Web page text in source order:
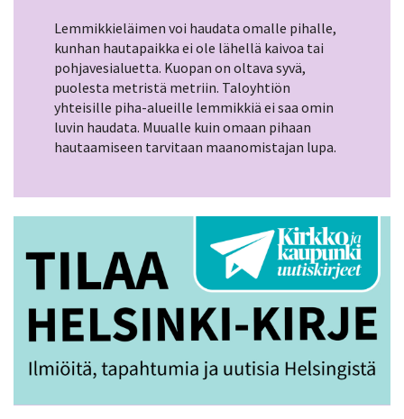
Lemmikkieläimen voi haudata omalle pihalle,
kunhan hautapaikka ei ole lähellä kaivoa tai
pohjavesialuetta. Kuopan on oltava syvä,
puolesta metristä metriin. Taloyhtiön
yhteisille piha-alueille lemmikkiä ei saa omin
luvin haudata. Muualle kuin omaan pihaan
hautaamiseen tarvitaan maanomistajan lupa.